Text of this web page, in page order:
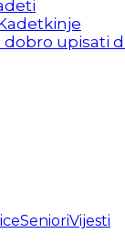
dobro upisati
SenioriVijesti